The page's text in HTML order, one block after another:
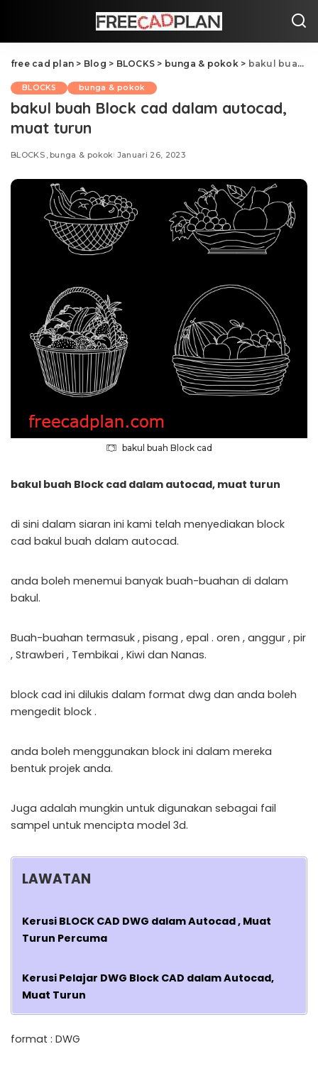
free cad plan > Blog > BLOCKS > bunga & pokok> bakul buah Block cad dalam autocad, muat turun
BLOCKS bunga & pokok
bakul buah Block cad dalam autocad,
muat turun
BLOCKS bunga & pokok Januari 26, 2023
bakul buah Block cad
bakul buah Block cad dalam autocad, muat turun
di sini dalam siaran ini kami telah menyediakan block
cad bakul buah dalam autocad.
anda boleh menemui banyak buah-buahan di dalam
bakul.
Buah-buahan termasuk , pisang , epal . oren , anggur , pir
, Strawberi , Tembikai , Kiwi dan Nanas.
block cad ini dilukis dalam format dwg dan anda boleh
mengedit block .
anda boleh menggunakan block ini dalam mereka
bentuk projek anda.
Juga adalah mungkin untuk digunakan sebagai fail
sampel untuk mencipta model 3d.
LAWATAN
Kerusi BLOCK CAD DWG dalam Autocad , Muat
Turun Percuma
Kerusi Pelajar DWG Block CAD dalam Autocad,
Muat Turun
format : DWG